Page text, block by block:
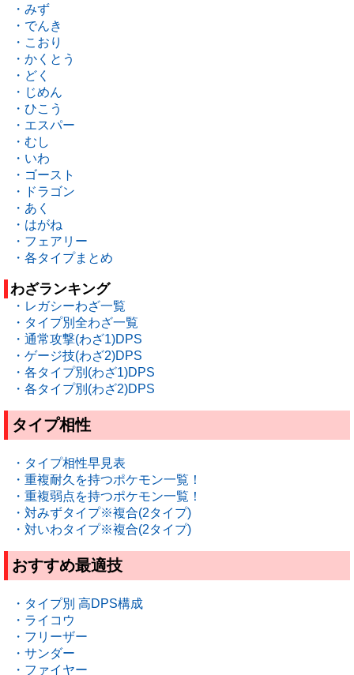
・みず
・でんき
・こおり
・かくとう
・どく
・じめん
・ひこう
・エスパー
・むし
・いわ
・ゴースト
・ドラゴン
・あく
・はがね
・フェアリー
・各タイプまとめ
わざランキング
・レガシーわざ一覧
・タイプ別全わざ一覧
・通常攻撃(わざ1)DPS
・ゲージ技(わざ2)DPS
・各タイプ別(わざ1)DPS
・各タイプ別(わざ2)DPS
タイプ相性
・タイプ相性早見表
・重複耐久を持つポケモン一覧！
・重複弱点を持つポケモン一覧！
・対みずタイプ※複合(2タイプ)
・対いわタイプ※複合(2タイプ)
おすすめ最適技
・タイプ別 高DPS構成
・ライコウ
・フリーザー
・サンダー
・ファイヤー